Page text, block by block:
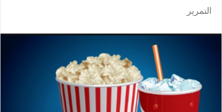
التمرير